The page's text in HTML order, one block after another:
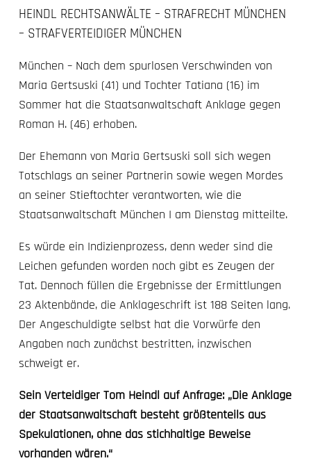
HEINDL RECHTSANWÄLTE – STRAFRECHT MÜNCHEN
– STRAFVERTEIDIGER MÜNCHEN
München – Nach dem spurlosen Verschwinden von
Maria Gertsuski (41) und Tochter Tatiana (16) im
Sommer hat die Staatsanwaltschaft Anklage gegen
Roman H. (46) erhoben.
Der Ehemann von Maria Gertsuski soll sich wegen
Totschlags an seiner Partnerin sowie wegen Mordes
an seiner Stieftochter verantworten, wie die
Staatsanwaltschaft München I am Dienstag mitteilte.
Es würde ein Indizienprozess, denn weder sind die
Leichen gefunden worden noch gibt es Zeugen der
Tat. Dennoch füllen die Ergebnisse der Ermittlungen
23 Aktenbände, die Anklageschrift ist 188 Seiten lang.
Der Angeschuldigte selbst hat die Vorwürfe den
Angaben nach zunächst bestritten, inzwischen
schweigt er.
Sein Verteidiger Tom Heindl auf Anfrage: „Die Anklage
der Staatsanwaltschaft besteht größtenteils aus
Spekulationen, ohne das stichhaltige Beweise
vorhanden wären.“